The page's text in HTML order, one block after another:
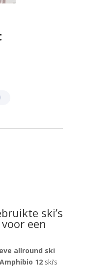
ski’s
een
allround ski
12ski’s